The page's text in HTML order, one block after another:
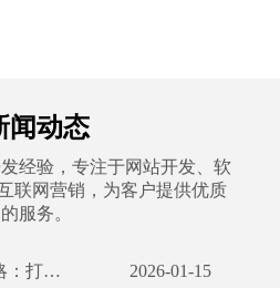
闻动态
经验，专注于网站开发、软
联网营销，为客户提供优质
的服务。
赢在起点 2026-01-15